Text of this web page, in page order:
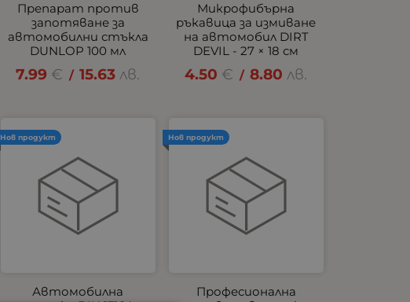
Препарат против
запотяване за
автомобилни стъкла
DUNLOP 100 мл
7.99 € / 15.63 лв.
Микрофибърна
ръкавица за измиване
на автомобил DIRT
DEVIL - 27 × 18 см
4.50 € / 8.80 лв.
Автомобилна
Нов продукт
Професионална
Нов продукт